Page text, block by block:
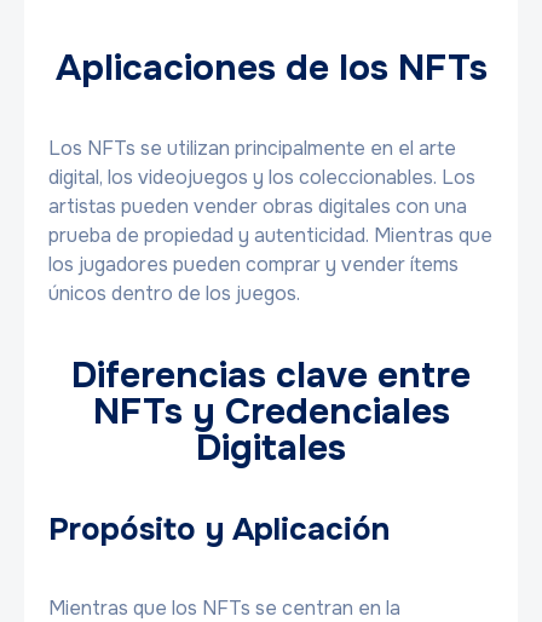
Aplicaciones de los NFTs
Los NFTs se utilizan principalmente en el arte
digital, los videojuegos y los coleccionables. Los
artistas pueden vender obras digitales con una
prueba de propiedad y autenticidad. Mientras que
los jugadores pueden comprar y vender ítems
únicos dentro de los juegos.
Diferencias clave entre
NFTs y Credenciales
Digitales
Propósito y Aplicación
Mientras que los NFTs se centran en la